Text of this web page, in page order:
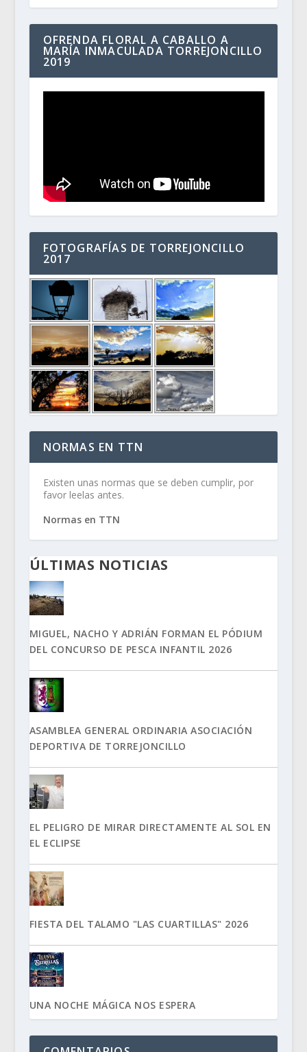
OFRENDA FLORAL A CABALLO A
MARÍA INMACULADA TORREJONCILLO
2019
FOTOGRAFÍAS DE TORREJONCILLO
2017
NORMAS EN TTN
Existen unas normas que se deben cumplir, por
favor leelas antes.
Normas en TTN
ÚLTIMAS NOTICIAS
MIGUEL, NACHO Y ADRIÁN FORMAN EL PÓDIUM
DEL CONCURSO DE PESCA INFANTIL 2026
ASAMBLEA GENERAL ORDINARIA ASOCIACIÓN
DEPORTIVA DE TORREJONCILLO
EL PELIGRO DE MIRAR DIRECTAMENTE AL SOL EN
EL ECLIPSE
FIESTA DEL TALAMO "LAS CUARTILLAS" 2026
UNA NOCHE MÁGICA NOS ESPERA